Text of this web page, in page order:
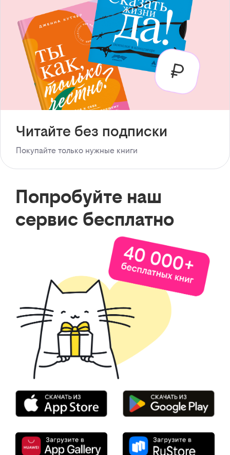
Читайте без подписки
Покупайте только нужные книги
Попробуйте наш
сервис бесплатно